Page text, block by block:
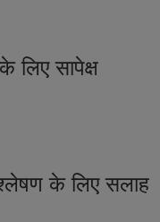
सापेक्ष
के लिए सलाह